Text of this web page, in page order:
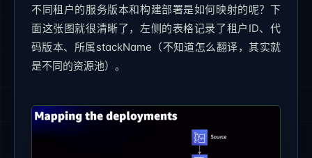
不同租户的服务版本和构建部署是如何映射的呢？下
面这张图就很清晰了，左侧的表格记录了租户ID、代
码版本、所属stackName（不知道怎么翻译，其实就
是不同的资源池）。